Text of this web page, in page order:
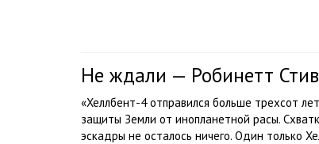
Не ждали — Робинетт
«Хеллбент-4 отправился больше трехсот
защиты Земли от инопланетной расы.
эскадры не осталось ничего. Один только